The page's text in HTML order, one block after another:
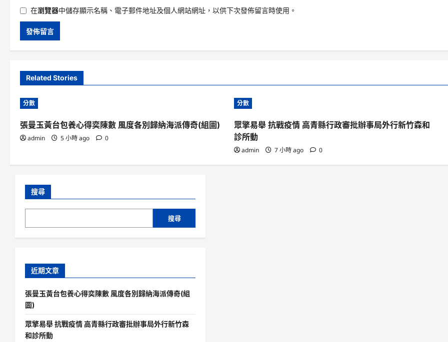
在瀏覽器中儲存顯示名稱、電子郵件地址及個人網站網址，以供下次發佈留言時使用。
Related Stories
分數
張曼玉黃台包養心得奕陳數 風度各別歸納海派傳奇(組圖)
admin 5 小時 ago 0
分數
眾擎易舉 抗戰疫情 高青縣行政審批辦事局外行新竹森和
診所動
admin 7 小時 ago 0
搜尋
搜尋
近期文章
張曼玉黃台包養心得奕陳數 風度各別歸納海派傳奇(組
圖)
眾擎易舉 抗戰疫情 高青縣行政審批辦事局外行新竹森
和診所動